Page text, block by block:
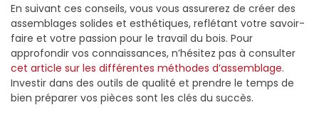
En suivant ces conseils, vous vous assurerez de créer des
assemblages solides et esthétiques, reflétant votre savoir-
faire et votre passion pour le travail du bois. Pour
approfondir vos connaissances, n’hésitez pas à consulter
cet article sur les différentes méthodes d’assemblage.
Investir dans des outils de qualité et prendre le temps de
bien préparer vos pièces sont les clés du succès.